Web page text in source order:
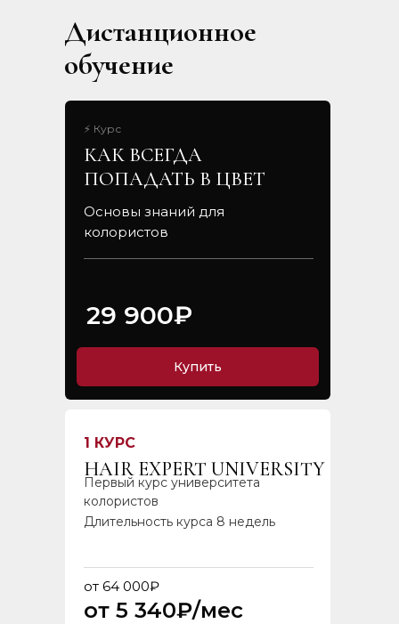
Дистанционное
обучение
КАК ВСЕГДА
ПОПАДАТЬ В ЦВЕТ
HAIR EXPERT UNIVERSITY
Длительность курса 8 недель
Первый курс университета
колористов
1 КУРС
от 5 340₽/мес
от 64 000₽
Основы знаний для
колористов
⚡ Курс
Купить
29 900₽